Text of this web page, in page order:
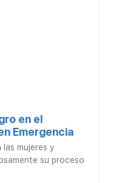
en el
Emergencia
mujeres y
su proceso